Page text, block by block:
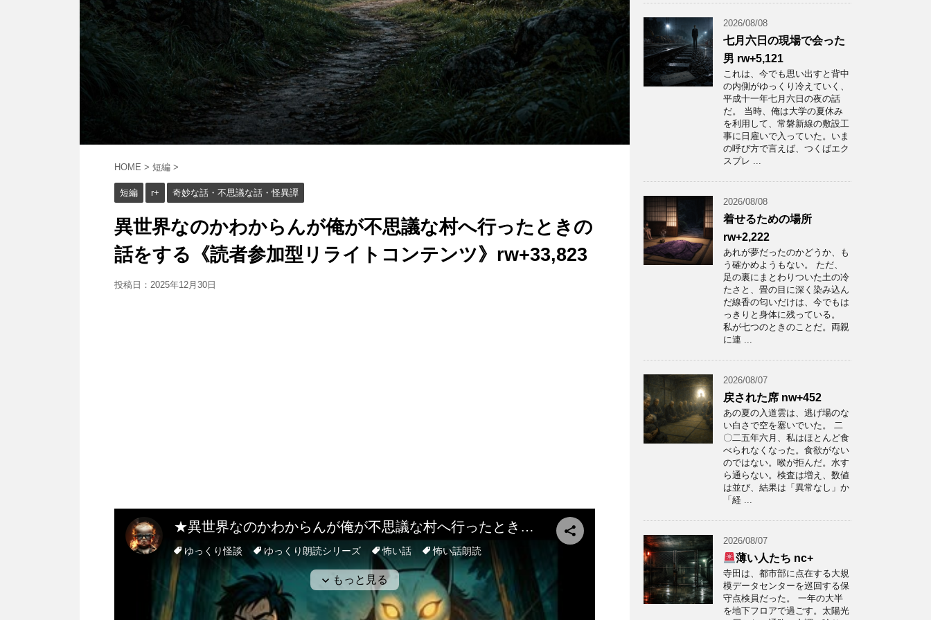
HOME > 短編 >
短編 r+ 奇妙な話・不思議な話・怪異譚
異世界なのかわからんが俺が不思議な村へ行ったときの
話をする《読者参加型リライトコンテンツ》rw+33,823
投稿日： 2025年12月30日
2026/08/08
七月六日の現場で会った
男 rw+5,121
これは、今でも思い出すと背中
の内側がゆっくり冷えていく、
平成十一年七月六日の夜の話
だ。 当時、俺は大学の夏休み
を利用して、常磐新線の敷設工
事に日雇いで入っていた。いま
の呼び方で言えば、つくばエク
スプレ ...
2026/08/08
着せるための場所
rw+2,222
あれが夢だったのかどうか、も
う確かめようもない。 ただ、
足の裏にまとわりついた土の冷
たさと、畳の目に深く染み込ん
だ線香の匂いだけは、今でもは
っきりと身体に残っている。
私が七つのときのことだ。両親
に連 ...
2026/08/07
戻された席 nw+452
あの夏の入道雲は、逃げ場のな
い白さで空を塞いでいた。 二
〇二五年六月、私はほとんど食
べられなくなった。食欲がない
のではない。喉が拒んだ。水す
ら通らない。検査は増え、数値
は並び、結果は「異常なし」か
「経 ...
2026/08/07
薄い人たち nc+
寺田は、都市部に点在する大規
模データセンターを巡回する保
守点検員だった。 一年の大半
を地下フロアで過ごす。太陽光